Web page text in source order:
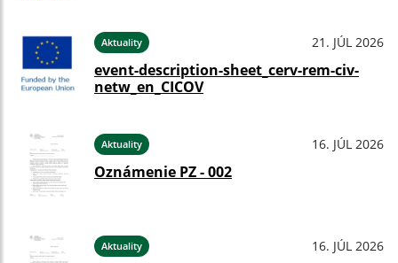
Aktuality 21. JÚL 2026
event-description-sheet_cerv-rem-civ-
netw_en_CICOV
Aktuality 16. JÚL 2026
Oznámenie PZ - 002
Aktuality 16. JÚL 2026